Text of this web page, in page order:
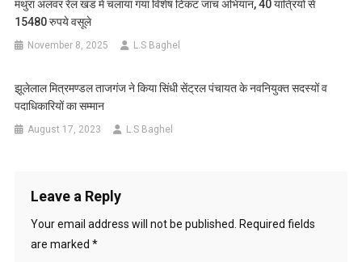
मथुरा अलवर रेल खंड में चलाया गया विशेष टिकट जांच अभियान, 40 यात्रियों से
15480 रुपये वसूले
November 8, 2025 L.S Baghel
झूलेलाल मित्रमण्डल ताजगंज ने किया सिंधी सेंट्रल पंचायत के नवनियुक्त सदस्यों व
पदाधिकारियों का सम्मान
August 17, 2023 L.S Baghel
Leave a Reply
Your email address will not be published.
Required fields
are marked *